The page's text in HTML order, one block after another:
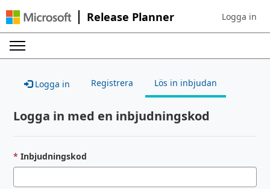
Release Planner Sign in to
Logga in
Logga in Registrera Lös in inbjudan
Logga in med en inbjudningskod
Inbjudningskod